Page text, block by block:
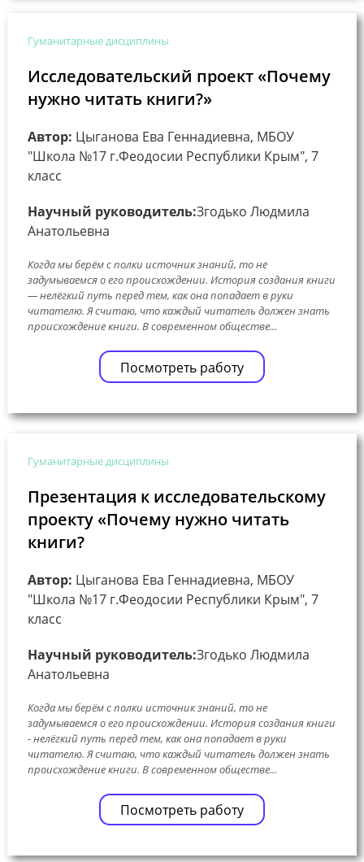
Гуманитарные дисциплины
Исследовательский проект «Почему
нужно читать книги?»
Автор: Цыганова Ева Геннадиевна, МБОУ
"Школа №17 г.Феодосии Республики Крым", 7
класс
Научный руководитель:Згодько Людмила
Анатольевна
Когда мы берём с полки источник знаний, то не
задумываемся о его происхождении. История создания книги
— нелёгкий путь перед тем, как она попадает в руки
читателю. Я считаю, что каждый читатель должен знать
происхождение книги. В современном обществе...
Посмотреть работу
Гуманитарные дисциплины
Презентация к исследовательскому
проекту «Почему нужно читать
книги?
Автор: Цыганова Ева Геннадиевна, МБОУ
"Школа №17 г.Феодосии Республики Крым", 7
класс
Научный руководитель:Згодько Людмила
Анатольевна
Когда мы берём с полки источник знаний, то не
задумываемся о его происхождении. История создания книги
- нелёгкий путь перед тем, как она попадает в руки
читателю. Я считаю, что каждый читатель должен знать
происхождение книги. В современном обществе...
Посмотреть работу